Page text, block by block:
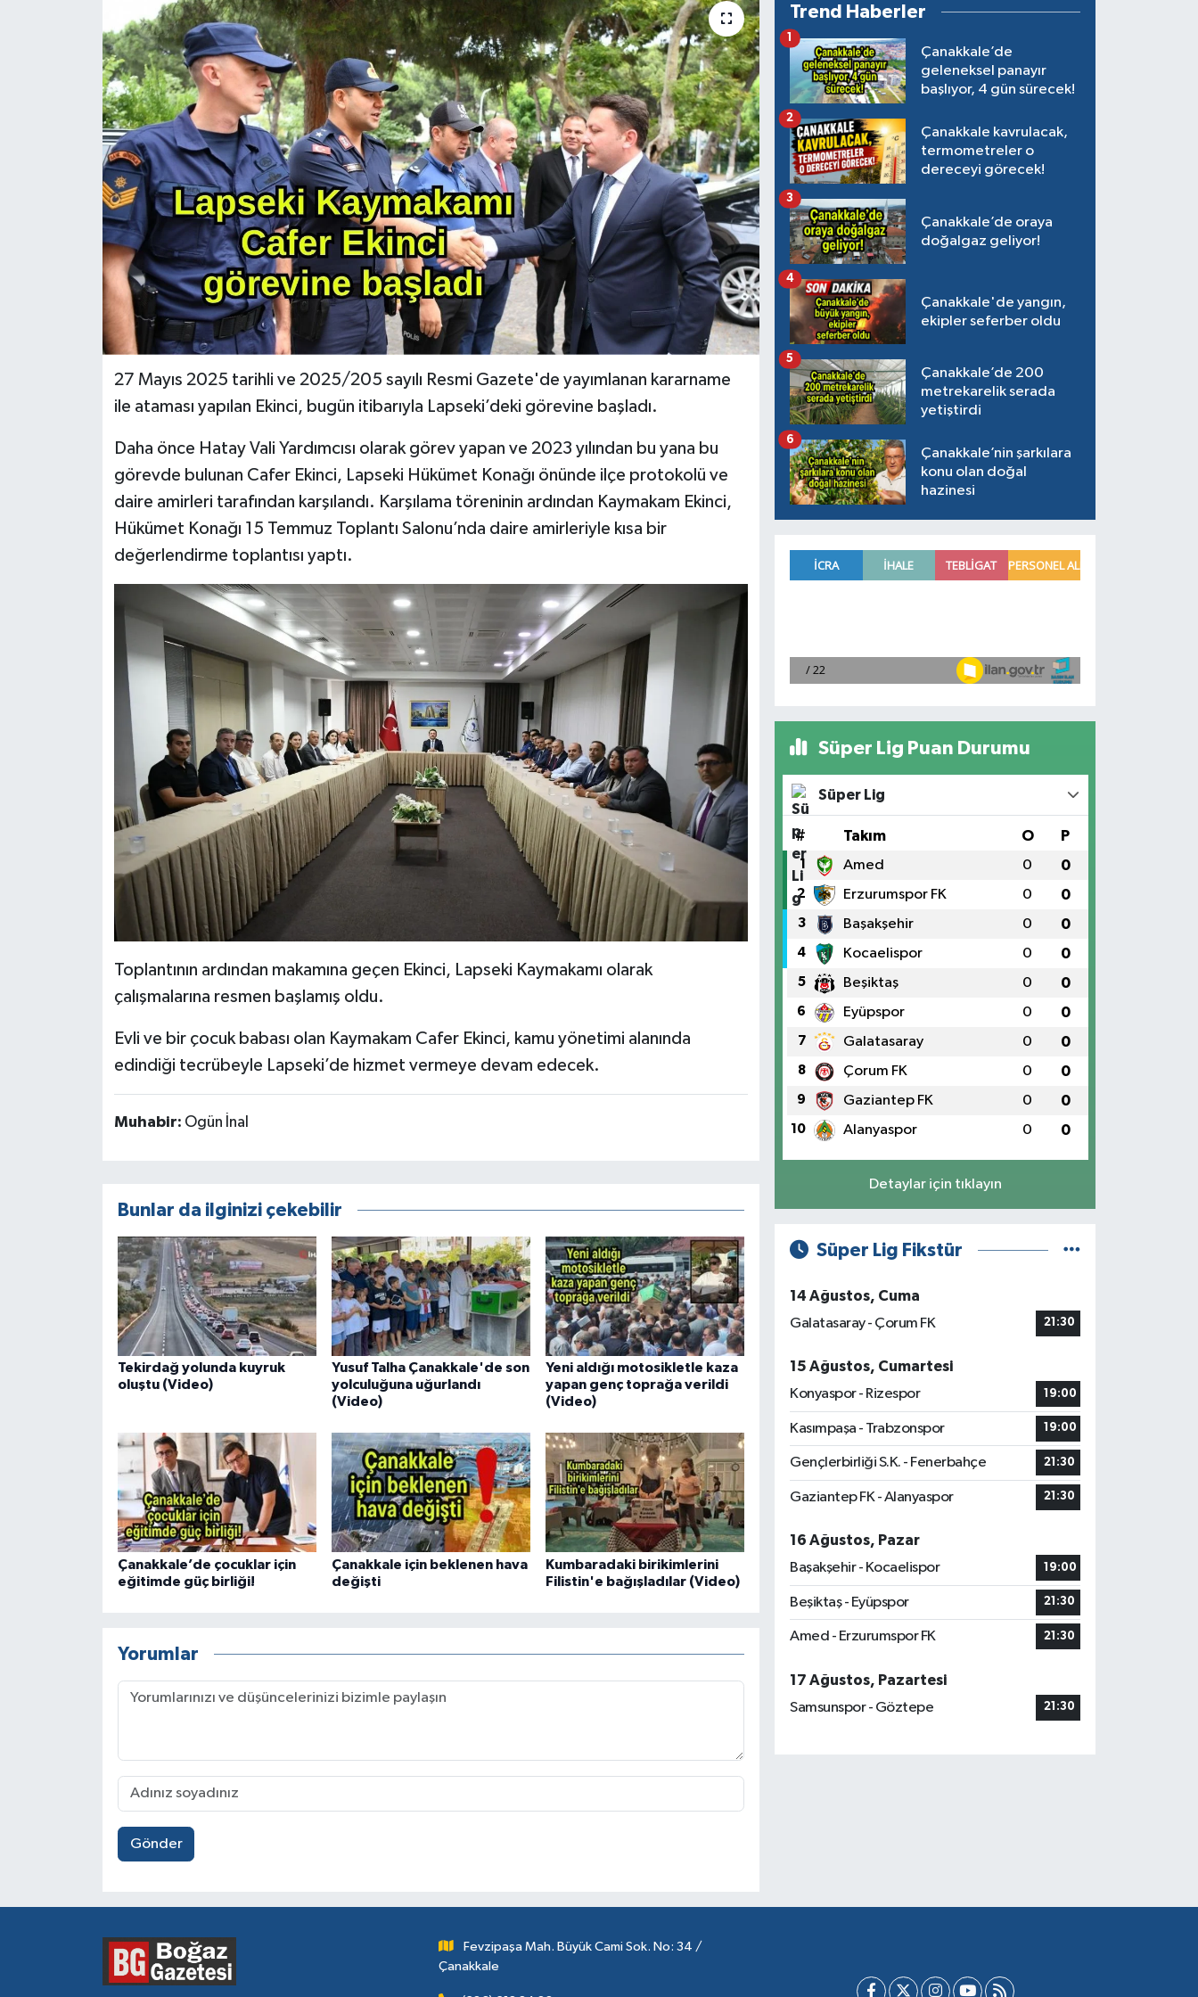
27 Mayıs 2025 tarihli ve 2025/205 sayılı Resmi Gazete'de yayımlanan kararname
ile ataması yapılan Ekinci, bugün itibarıyla Lapseki’deki görevine başladı.
Daha önce Hatay Vali Yardımcısı olarak görev yapan ve 2023 yılından bu yana bu
görevde bulunan Cafer Ekinci, Lapseki Hükümet Konağı önünde ilçe protokolü ve
daire amirleri tarafından karşılandı. Karşılama töreninin ardından Kaymakam Ekinci,
Hükümet Konağı 15 Temmuz Toplantı Salonu’nda daire amirleriyle kısa bir
değerlendirme toplantısı yaptı.
Toplantının ardından makamına geçen Ekinci, Lapseki Kaymakamı olarak
çalışmalarına resmen başlamış oldu.
Evli ve bir çocuk babası olan Kaymakam Cafer Ekinci, kamu yönetimi alanında
edindiği tecrübeyle Lapseki’de hizmet vermeye devam edecek.
Muhabir: Ogün İnal
Bunlar da ilginizi çekebilir
Tekirdağ yolunda kuyruk
oluştu (Video)
Yusuf Talha Çanakkale'de son
yolculuğuna uğurlandı
(Video)
Yeni aldığı motosikletle kaza
yapan genç toprağa verildi
(Video)
Çanakkale’de çocuklar için
eğitimde güç birliği!
Çanakkale için beklenen hava
değişti
Kumbaradaki birikimlerini
Filistin'e bağışladılar (Video)
Yorumlar
Gönder
Trend Haberler
Çanakkale’de
geleneksel panayır
başlıyor, 4 gün sürecek!
1
Çanakkale kavrulacak,
termometreler o
dereceyi görecek!
2
Çanakkale’de oraya
doğalgaz geliyor!
3
Çanakkale'de yangın,
ekipler seferber oldu
4
Çanakkale’de 200
metrekarelik serada
yetiştirdi
5
Çanakkale’nin şarkılara
konu olan doğal
hazinesi
6
Süper Lig Puan Durumu
Süper Lig
# Takım O P
1 Amed 0 0
2 Erzurumspor FK 0 0
3 Başakşehir 0 0
4 Kocaelispor 0 0
5 Beşiktaş 0 0
6 Eyüpspor 0 0
7 Galatasaray 0 0
8 Çorum FK 0 0
9 Gaziantep FK 0 0
10 Alanyaspor 0 0
Detaylar için tıklayın
Süper Lig Fikstür
14 Ağustos, Cuma
Galatasaray - Çorum FK
21:30
15 Ağustos, Cumartesi
Konyaspor - Rizespor
19:00
Kasımpaşa - Trabzonspor 19:00
Gençlerbirliği S.K. - Fenerbahçe 21:30
Gaziantep FK - Alanyaspor 21:30
16 Ağustos, Pazar
Başakşehir - Kocaelispor
19:00
Beşiktaş - Eyüpspor 21:30
Amed - Erzurumspor FK 21:30
17 Ağustos, Pazartesi
Samsunspor - Göztepe
21:30
Fevzipaşa Mah. Büyük Cami Sok. No: 34 /
Çanakkale